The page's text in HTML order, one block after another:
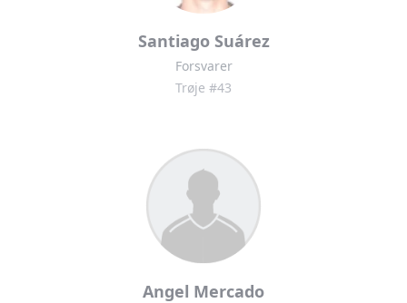
Santiago Suárez
Forsvarer
Trøje #43
Angel Mercado